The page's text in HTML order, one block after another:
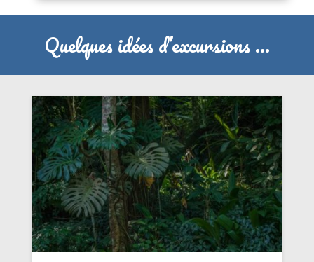
Quelques idées d’excursions …